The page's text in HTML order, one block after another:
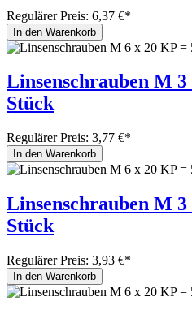
Regulärer Preis: 6,37 €*
In den Warenkorb
Linsenschrauben M 3
Stück
Regulärer Preis: 3,77 €*
In den Warenkorb
Linsenschrauben M 3
Stück
Regulärer Preis: 3,93 €*
In den Warenkorb